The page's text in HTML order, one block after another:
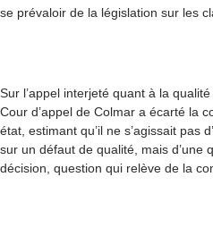
se prévaloir de la législation sur les
Sur l’appel interjeté quant à la
Cour d’appel de Colmar a écarté la
état, estimant qu’il ne s’agissait pas
sur un défaut de qualité, mais d’une
décision, question qui relève de la